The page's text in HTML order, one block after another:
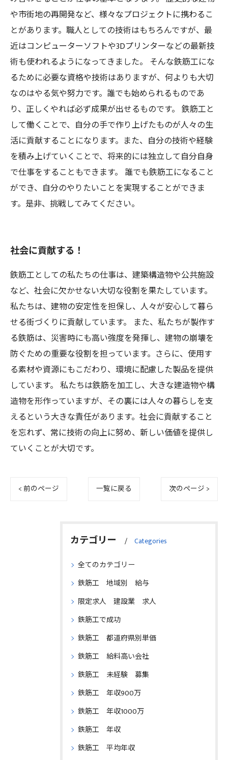
や市街地の再開発など、様々なプロジェクトに携わるこ
とがあります。職人としての技術はもちろんですが、最
近はコンピューターソフトや3Dプリンターなどの最新技
術も使われるようになってきました。 そんな鉄筋工にな
るために必要な資格や技術はありますが、何よりも大切
なのはやる気や努力です。誰でも始められるものであ
り、正しくやれば必ず成果が出せるものです。 鉄筋工と
して働くことで、自分の手で作り上げたものが人々の生
活に貢献することになります。また、自分の技術や経験
を積み上げていくことで、将来的には独立して自分自身
で仕事をすることもできます。 誰でも鉄筋工になること
ができ、自分のやりたいことを実現することができま
す。是非、挑戦してみてください。
社会に貢献する！
鉄筋工としての私たちの仕事は、建築構造物や公共施設
など、社会に欠かせない大切な役割を果たしています。
私たちは、建物の安定性を担保し、人々が安心して暮ら
せる街づくりに貢献しています。 また、私たちが製作す
る鉄筋は、災害時にも高い強度を発揮し、建物の崩壊を
防ぐための重要な役割を担っています。さらに、使用す
る素材や資源にもこだわり、環境に配慮した製品を提供
しています。 私たちは鉄筋を加工し、大きな建造物や構
造物を形作っていますが、その裏には人々の暮らしを支
えるという大きな責任があります。社会に貢献すること
を忘れず、常に技術の向上に努め、新しい価値を提供し
ていくことが大切です。
< 前のページ 一覧に戻る 次のページ >
カテゴリー Categories
全てのカテゴリー
鉄筋工 地域別 給与
限定求人 建設業 求人
鉄筋工で成功
鉄筋工 都道府県別単価
鉄筋工 給料高い会社
鉄筋工 未経験 募集
鉄筋工 年収900万
鉄筋工 年収1000万
鉄筋工 年収
鉄筋工 平均年収